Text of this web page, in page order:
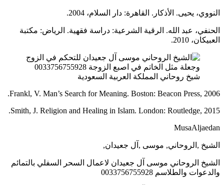
النووي، يحيى. الأذكار. القاهرة: دار السلام، 2004.
الحنفي، عبد الله. الرقية الشرعية: دراسة فقهية. الرياض: مكتبة
العبيكان، 2010.
شيخ روحاني المملكة العربية السعودية
Frankl, V. Man’s Search for Meaning. Boston: Beacon Press, 2006.
Smith, J. Religion and Healing in Islam. London: Routledge, 2015.
MusaAljaedan
الشيخ ,الروحاني, موسى ,آل جعيدان,
الشيخ الروحاني موسى آل جعيدان لاعمال السحر السفلي بالتمائم
والدعوات والطلاسم 0033756755928